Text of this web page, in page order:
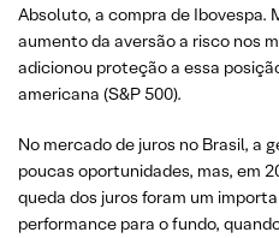
Absoluto, a compra de Ibovespa.
aumento da aversão a risco nos
adicionou proteção a essa
americana (S&P 500).
No mercado de juros no Brasil, a
poucas oportunidades, mas, em
queda dos juros foram um
performance para o fundo,